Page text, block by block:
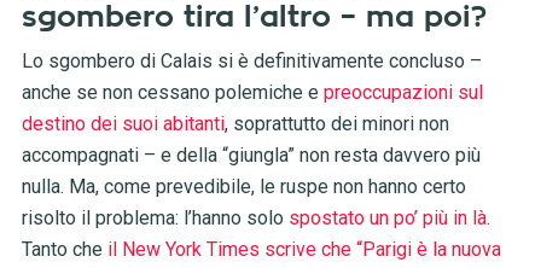
sgombero tira l’altro – ma poi?
Lo sgombero di Calais si è definitivamente concluso –
anche se non cessano polemiche e preoccupazioni sul
destino dei suoi abitanti, soprattutto dei minori non
accompagnati – e della “giungla” non resta davvero più
nulla. Ma, come prevedibile, le ruspe non hanno certo
risolto il problema: l’hanno solo spostato un po’ più in là.
Tanto che il New York Times scrive che “Parigi è la nuova